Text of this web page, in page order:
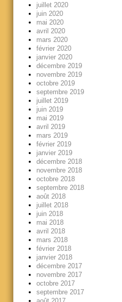
juillet 2020
juin 2020
mai 2020
avril 2020
mars 2020
février 2020
janvier 2020
décembre 2019
novembre 2019
octobre 2019
septembre 2019
juillet 2019
juin 2019
mai 2019
avril 2019
mars 2019
février 2019
janvier 2019
décembre 2018
novembre 2018
octobre 2018
septembre 2018
août 2018
juillet 2018
juin 2018
mai 2018
avril 2018
mars 2018
février 2018
janvier 2018
décembre 2017
novembre 2017
octobre 2017
septembre 2017